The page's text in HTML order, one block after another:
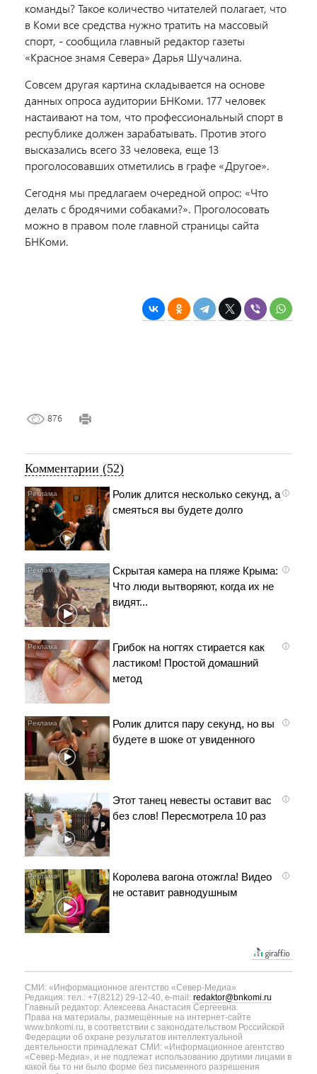
команды? Такое количество читателей полагает, что
в Коми все средства нужно тратить на массовый
спорт, - сообщила главный редактор газеты
«Красное знамя Севера» Дарья Шучалина.
Совсем другая картина складывается на основе
данных опроса аудитории БНКоми. 177 человек
настаивают на том, что профессиональный спорт в
республике должен зарабатывать. Против этого
высказались всего 33 человека, еще 13
проголосовавших отметились в графе «Другое».
Сегодня мы предлагаем очередной опрос: «Что
делать с бродячими собаками?». Проголосовать
можно в правом поле главной страницы сайта
БНКоми.
876
Комментарии (52)
i
Ролик длится несколько секунд, а
смеяться вы будете долго
i
Скрытая камера на пляже Крыма:
Что люди вытворяют, когда их не
видят...
i
Грибок на ногтях стирается как
ластиком! Простой домашний
метод
i
Ролик длится пару секунд, но вы
будете в шоке от увиденного
i
Этот танец невесты оставит вас
без слов! Пересмотрела 10 раз
i
Королева вагона отожгла! Видео
не оставит равнодушным
СМИ: «Информационное агентство «Север-Медиа»
Редакция: тел.: +7(8212) 29-12-40, e-mail: redaktor@bnkomi.ru
Главный редактор: Алексеева Анастасия Сергеевна.
Права на материалы, размещённые на интернет-сайте
www.bnkomi.ru, в соответствии с законодательством Российской
Федерации об охране результатов интеллектуальной
деятельности принадлежат СМИ: «Информационное агентство
«Север-Медиа», и не подлежат использованию другими лицами в
какой бы то ни было форме без письменного разрешения